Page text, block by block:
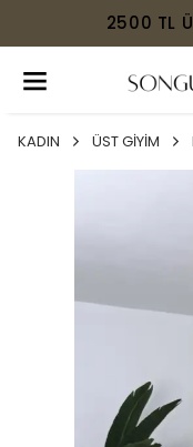
2500 TL
KADIN ÜST GİYİM